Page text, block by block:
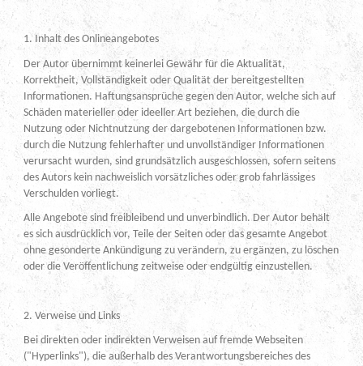
1. Inhalt des Onlineangebotes
Der Autor übernimmt keinerlei Gewähr für die Aktualität,
Korrektheit, Vollständigkeit oder Qualität der bereitgestellten
Informationen. Haftungsansprüche gegen den Autor, welche sich auf
Schäden materieller oder ideeller Art beziehen, die durch die
Nutzung oder Nichtnutzung der dargebotenen Informationen bzw.
durch die Nutzung fehlerhafter und unvollständiger Informationen
verursacht wurden, sind grundsätzlich ausgeschlossen, sofern seitens
des Autors kein nachweislich vorsätzliches oder grob fahrlässiges
Verschulden vorliegt.
Alle Angebote sind freibleibend und unverbindlich. Der Autor behält
es sich ausdrücklich vor, Teile der Seiten oder das gesamte Angebot
ohne gesonderte Ankündigung zu verändern, zu ergänzen, zu löschen
oder die Veröffentlichung zeitweise oder endgültig einzustellen.
2. Verweise und Links
Bei direkten oder indirekten Verweisen auf fremde Webseiten
("Hyperlinks"), die außerhalb des Verantwortungsbereiches des